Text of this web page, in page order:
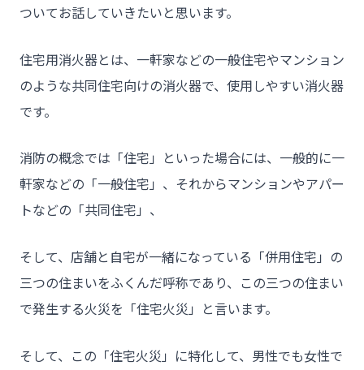
ついてお話していきたいと思います。
住宅用消火器とは、一軒家などの一般住宅やマンション
のような共同住宅向けの消火器で、使用しやすい消火器
です。
消防の概念では「住宅」といった場合には、一般的に一
軒家などの「一般住宅」、それからマンションやアパー
トなどの「共同住宅」、
そして、店舗と自宅が一緒になっている「併用住宅」の
三つの住まいをふくんだ呼称であり、この三つの住まい
で発生する火災を「住宅火災」と言います。
そして、この「住宅火災」に特化して、男性でも女性で